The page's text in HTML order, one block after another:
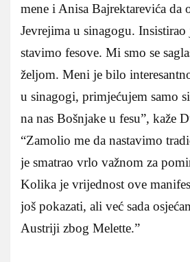
mene i Anisa Bajrektarevića da
Jevrejima u sinagogu. Insistirao
stavimo fesove. Mi smo se
željom. Meni je bilo
u sinagogi, primjećujem samo
na nas Bošnjake u fesu”, kaže
“Zamolio me da nastavimo
je smatrao vrlo važnom za
Kolika je vrijednost ove
još pokazati, ali već sada
Austriji zbog Melette.”